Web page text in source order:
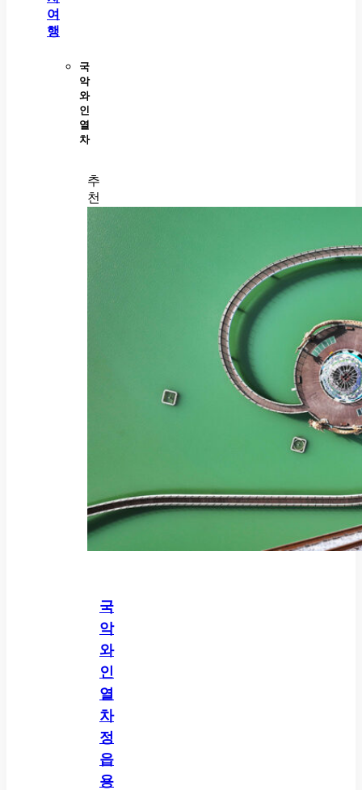
여
행
국
악
와
인
열
차
국
악
와
인
열
차
정
읍
용